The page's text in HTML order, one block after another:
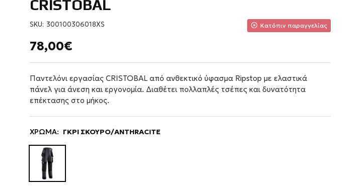
CRISTOBAL
SKU: 300100306018XS Κατόπιν παραγγελίας
78,00€
Παντελόνι εργασίας CRISTOBAL από ανθεκτικό ύφασμα Ripstop με ελαστικά
πάνελ για άνεση και εργονομία. Διαθέτει πολλαπλές τσέπες και δυνατότητα
επέκτασης στο μήκος.
ΧΡΩΜΑ: ΓΚΡΙ ΣΚΟΥΡΟ/ANTHRACITE